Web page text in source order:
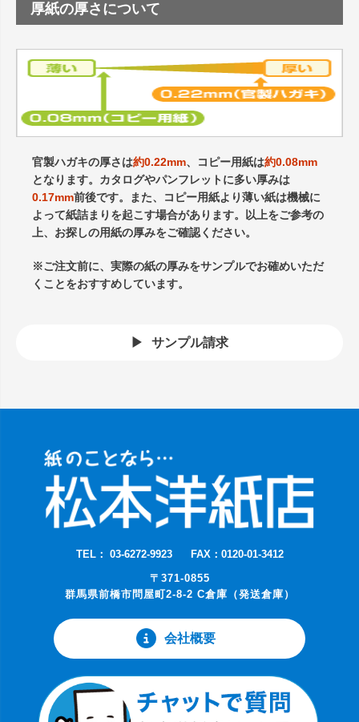
厚紙の厚さについて
官製ハガキの厚さは約0.22mm、コピー用紙は約0.08mm
となります。カタログやパンフレットに多い厚みは
0.17mm前後です。また、コピー用紙より薄い紙は機械に
よって紙詰まりを起こす場合があります。以上をご参考の
上、お探しの用紙の厚みをご確認ください。
※ご注文前に、実際の紙の厚みをサンプルでお確めいただ
くことをおすすめしています。
サンプル請求
TEL： 03-6272-9923
FAX：0120-01-3412
〒371-0855
群馬県前橋市問屋町2-8-2 C倉庫（発送倉庫）
会社概要